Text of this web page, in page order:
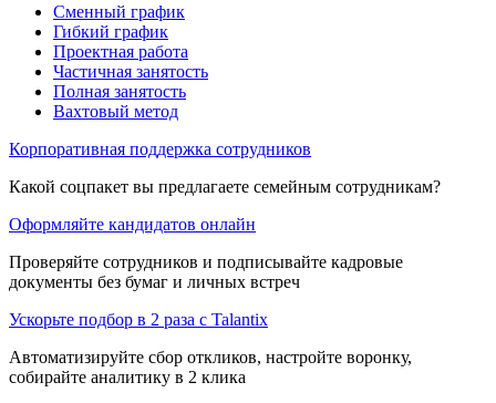
Сменный график
Гибкий график
Проектная работа
Частичная занятость
Полная занятость
Вахтовый метод
Корпоративная поддержка сотрудников
Какой соцпакет вы предлагаете семейным сотрудникам?
Оформляйте кандидатов онлайн
Проверяйте сотрудников и подписывайте кадровые
документы без бумаг и личных встреч
Ускорьте подбор в 2 раза с Talantix
Автоматизируйте сбор откликов, настройте воронку,
собирайте аналитику в 2 клика